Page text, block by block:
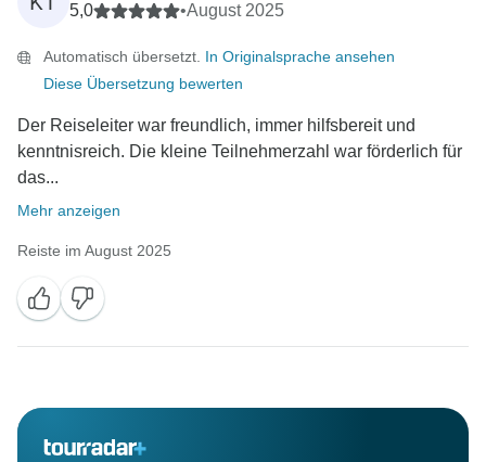
5,0
•August 2025
Automatisch übersetzt. In Originalsprache ansehen
Diese Übersetzung bewerten
Der Reiseleiter war freundlich, immer hilfsbereit und
kenntnisreich. Die kleine Teilnehmerzahl war förderlich für
das...
Mehr anzeigen
Reiste im August 2025